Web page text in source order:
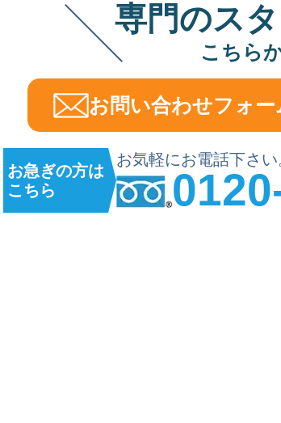
専門のス
こちら
お問い合わせフォー
お急ぎの方は
こちら
お気軽にお電話下さ